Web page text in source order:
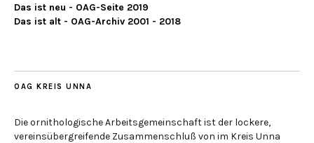
Das ist neu - OAG-Seite 2019
Das ist alt - OAG-Archiv 2001 - 2018
OAG KREIS UNNA
Die ornithologische Arbeitsgemeinschaft ist der lockere,
vereinsübergreifende Zusammenschluß von im Kreis Unna